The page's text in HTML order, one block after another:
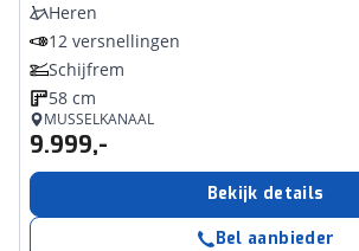
Heren
12 versnellingen
Schijfrem
58 cm
MUSSELKANAAL
9.999,-
Bekijk details
Bel aanbieder